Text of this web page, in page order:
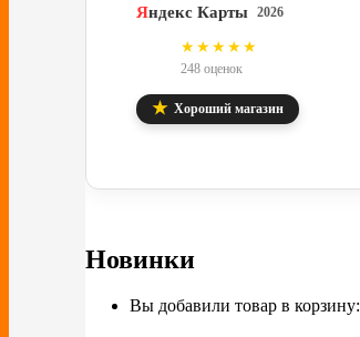
Яндекс Карты 2026
★★★★★
248 оценок
★ Хороший магазин
Новинки
Вы добавили товар в корзину: